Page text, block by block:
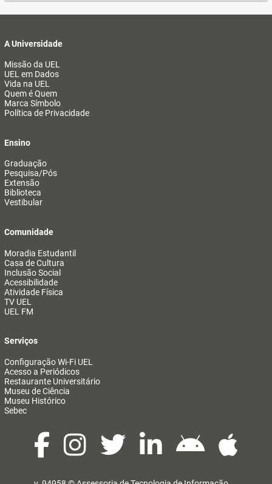
A Universidade
Missão da UEL
UEL em Dados
Vida na UEL
Quem é Quem
Marca Símbolo
Política de Privacidade
Ensino
Graduação
Pesquisa/Pós
Extensão
Biblioteca
Vestibular
Comunidade
Moradia Estudantil
Casa de Cultura
Inclusão Social
Acessibilidade
Atividade Física
TV UEL
UEL FM
Serviços
Configuração Wi-Fi UEL
Acesso a Periódicos
Restaurante Universitário
Museu de Ciência
Museu Histórico
Sebec